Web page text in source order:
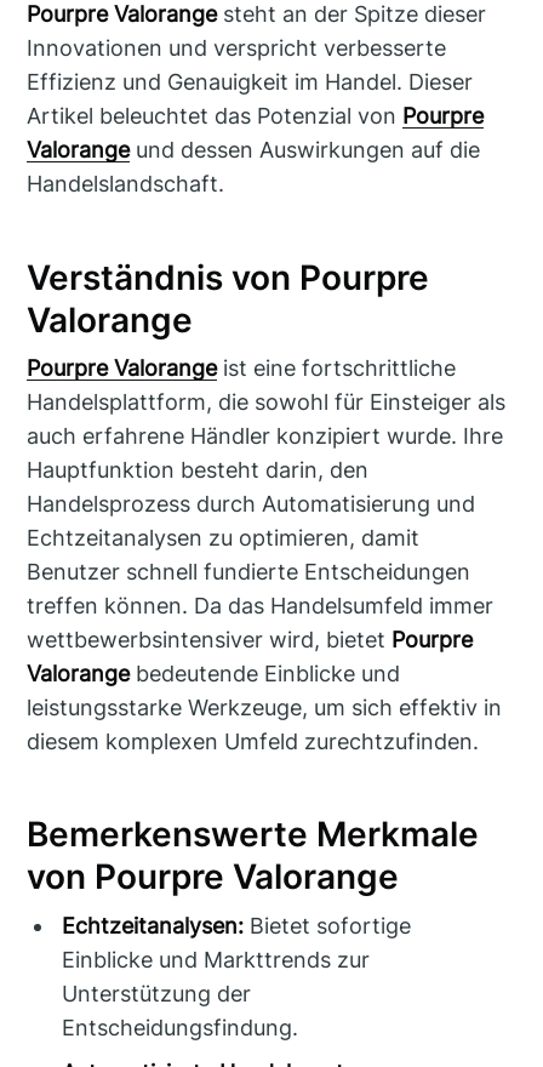
Pourpre Valorangesteht an der Spitze dieser
Innovationen und verspricht verbesserte
Effizienz und Genauigkeit im Handel. Dieser
Artikel beleuchtet das Potenzial von Pourpre
Valorangeund dessen Auswirkungen auf die
Handelslandschaft.
Verständnis von Pourpre
Valorange
Pourpre Valorangeist eine fortschrittliche
Handelsplattform, die sowohl für Einsteiger als
auch erfahrene Händler konzipiert wurde. Ihre
Hauptfunktion besteht darin, den
Handelsprozess durch Automatisierung und
Echtzeitanalysen zu optimieren, damit
Benutzer schnell fundierte Entscheidungen
treffen können. Da das Handelsumfeld immer
wettbewerbsintensiver wird, bietet Pourpre
Valorangebedeutende Einblicke und
leistungsstarke Werkzeuge, um sich effektiv in
diesem komplexen Umfeld zurechtzufinden.
Bemerkenswerte Merkmale
von Pourpre Valorange
Echtzeitanalysen: Bietet sofortige
Einblicke und Markttrends zur
Unterstützung der
Entscheidungsfindung.